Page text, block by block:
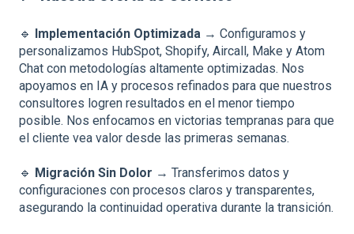
🔹 Implementación Optimizada → Configuramos y
personalizamos HubSpot, Shopify, Aircall, Make y Atom
Chat con metodologías altamente optimizadas. Nos
apoyamos en IA y procesos refinados para que nuestros
consultores logren resultados en el menor tiempo
posible. Nos enfocamos en victorias tempranas para que
el cliente vea valor desde las primeras semanas.
🔹 Migración Sin Dolor → Transferimos datos y
configuraciones con procesos claros y transparentes,
asegurando la continuidad operativa durante la transición.